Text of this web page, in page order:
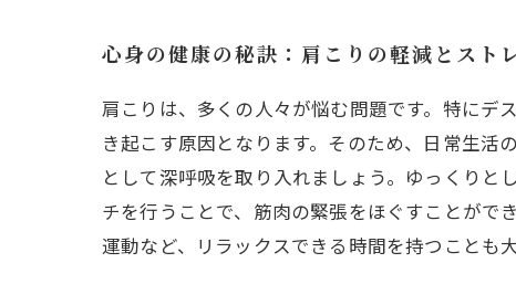
心身の健康の秘訣：肩こりの軽減とスト
肩こりは、多くの人々が悩む問題です。特にデ
き起こす原因となります。そのため、日常生活
として深呼吸を取り入れましょう。ゆっくりと
チを行うことで、筋肉の緊張をほぐすことがで
運動など、リラックスできる時間を持つことも